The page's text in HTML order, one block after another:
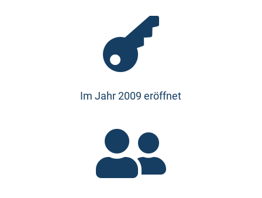

Im Jahr 2009 eröffnet
